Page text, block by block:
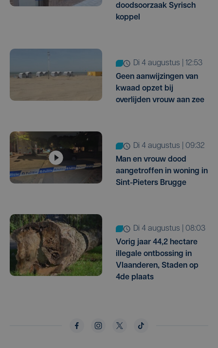
doodsoorzaak Syrisch
koppel
di 4 augustus | 12:53
Geen aanwijzingen van
kwaad opzet bij
overlijden vrouw aan zee
di 4 augustus | 09:32
Man en vrouw dood
aangetroffen in woning in
Sint-Pieters Brugge
di 4 augustus | 08:03
Vorig jaar 44,2 hectare
illegale ontbossing in
Vlaanderen, Staden op
4de plaats